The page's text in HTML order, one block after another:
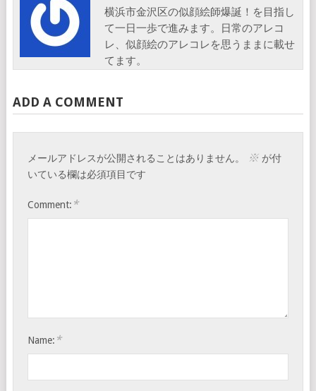
横浜市金沢区の似顔絵師爆誕！を目指し
て一日一歩で進みます。日常のアレコ
レ、似顔絵のアレコレを思うままに載せ
てます。
ADD A COMMENT
メールアドレスが公開されることはありません。 ※ が付
いている欄は必須項目です
Comment: *
Name: *